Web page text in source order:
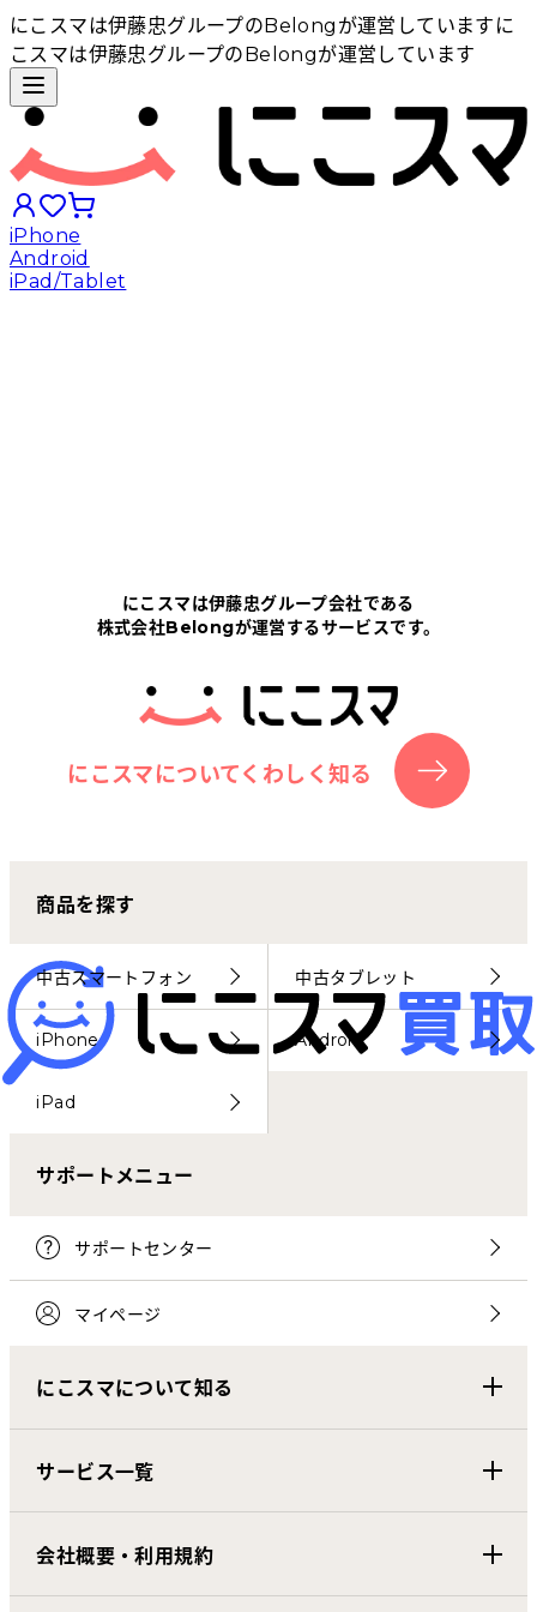
にこスマは伊藤忠グループのBelongが運営しています に
こスマは伊藤忠グループのBelongが運営しています
iPhone
Android
iPad/Tablet
にこスマについて
サポートセンター
お客さまの声
にこスマ通信
マイページ
にこスマは伊藤忠グループ会社である
株式会社Belongが運営するサービスです。
にこスマについてくわしく知る
商品を探す
中古スマートフォン 中古タブレット
iPhone Android
iPad
サポートメニュー
サポートセンター
マイページ
にこスマについて知る
サービス一覧
会社概要・利用規約